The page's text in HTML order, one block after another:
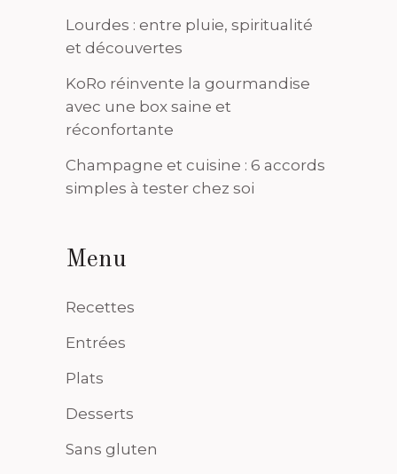
Lourdes : entre pluie, spiritualité
et découvertes
KoRo réinvente la gourmandise
avec une box saine et
réconfortante
Champagne et cuisine : 6 accords
simples à tester chez soi
Menu
Recettes
Entrées
Plats
Desserts
Sans gluten